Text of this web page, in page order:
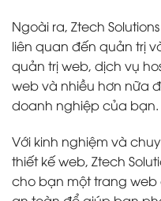
Ngoài ra, Ztech
liên quan đến quản trị
quản trị web, dịch vụ
web và nhiều hơn nữa
doanh nghiệp của bạn.
Với kinh nghiệm và
thiết kế web, Ztech
cho bạn một trang